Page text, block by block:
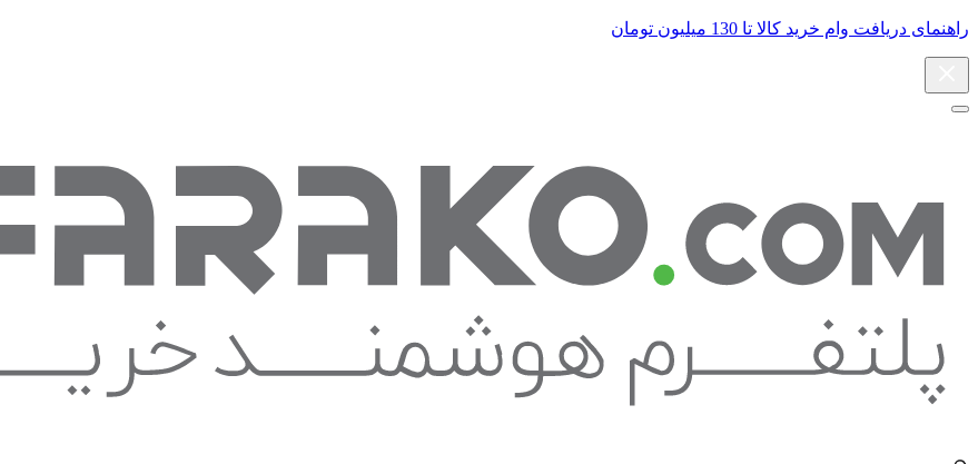
راهنمای دریافت وام خرید کالا تا 130 میلیون تومان